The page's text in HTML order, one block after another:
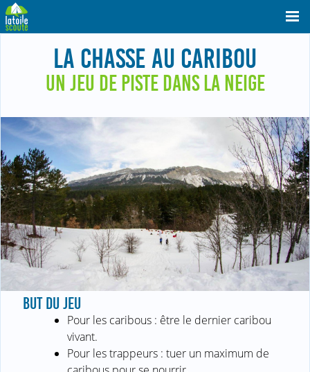
LA CHASSE AU CARIBOU
UN JEU DE PISTE DANS LA NEIGE
BUT DU JEU
Pour les caribous : être le dernier caribou
vivant.
Pour les trappeurs : tuer un maximum de